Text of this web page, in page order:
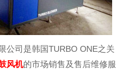
公司是韩国TURBO ONE之关
风机的市场销售及售后维修服